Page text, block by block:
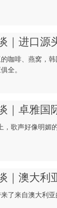
｜进口源
咖啡、燕窝，
全。
｜卓雅国
，歌声好像明
｜澳大利
了来自澳大利